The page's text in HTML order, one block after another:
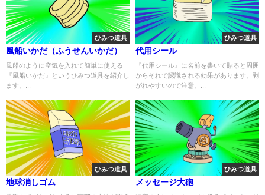
ひみつ道具
風船いかだ（ふうせんいかだ）
風船のように空気を入れて簡単に使える
『風船いかだ』というひみつ道具を紹介し
ます。...
ひみつ道具
代用シール
『代用シール』に名前を書いて貼ると周囲
からそれで認識される効果があります。剥
がれやすいので注意。...
ひみつ道具
地球消しゴム
ひみつ道具
メッセージ大砲